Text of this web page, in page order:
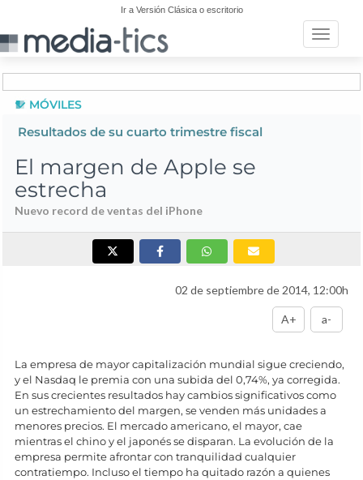
Ir a Versión Clásica o escritorio
Toggle
MÓVILES
Resultados de su cuarto trimestre fiscal
El margen de Apple se
estrecha
Nuevo record de ventas del iPhone
02 de septiembre de 2014, 12:00h
A+ a-
La empresa de mayor capitalización mundial sigue creciendo,
y el Nasdaq le premia con una subida del 0,74%, ya corregida.
En sus crecientes resultados hay cambios significativos como
un estrechamiento del margen, se venden más unidades a
menores precios. El mercado americano, el mayor, cae
mientras el chino y el japonés se disparan. La evolución de la
empresa permite afrontar con tranquilidad cualquier
contratiempo. Incluso el tiempo ha quitado razón a quienes